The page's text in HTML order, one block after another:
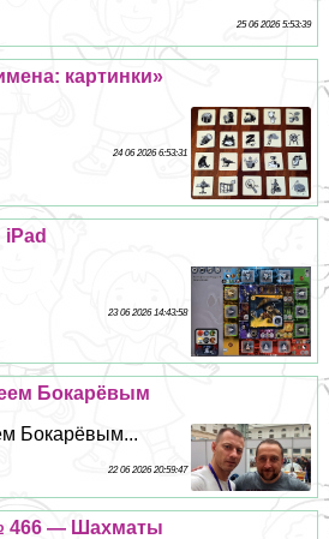
25 06 2026 5:53:39
картинки»
24 06 2026 6:53:31
23 06 2026 14:43:58
Бокарёвым
Бокарёвым...
22 06 2026 20:59:47
466 — Шахматы